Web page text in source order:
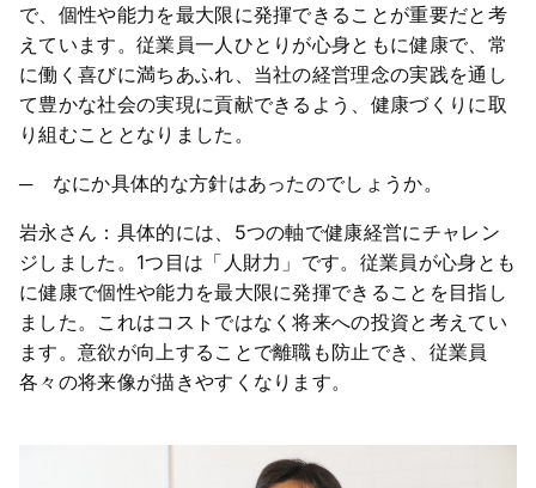
で、個性や能力を最大限に発揮できることが重要だと考
えています。従業員一人ひとりが心身ともに健康で、常
に働く喜びに満ちあふれ、当社の経営理念の実践を通し
て豊かな社会の実現に貢献できるよう、健康づくりに取
り組むこととなりました。
─ なにか具体的な方針はあったのでしょうか。
岩永さん：具体的には、5つの軸で健康経営にチャレン
ジしました。1つ目は「人財力」です。従業員が心身とも
に健康で個性や能力を最大限に発揮できることを目指し
ました。これはコストではなく将来への投資と考えてい
ます。意欲が向上することで離職も防止でき、従業員
各々の将来像が描きやすくなります。